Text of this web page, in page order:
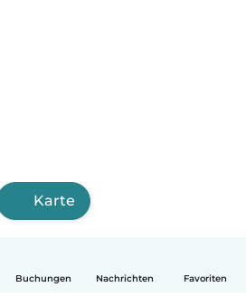
Buchungen Nachrichten Favoriten
Karte